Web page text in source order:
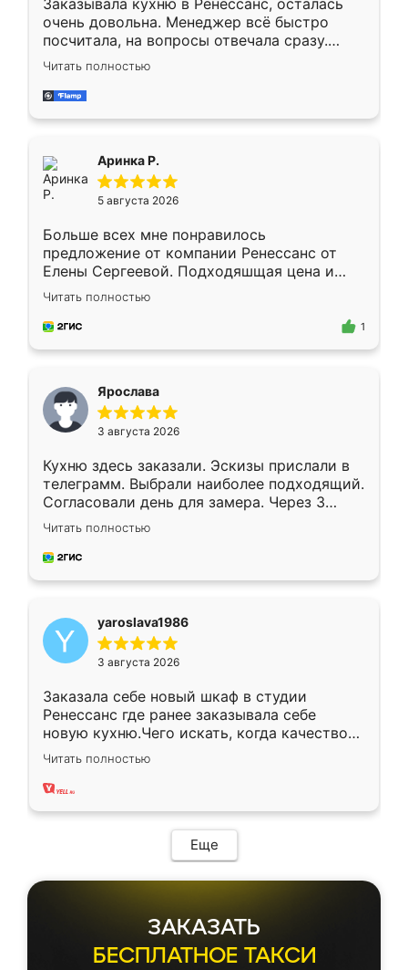
Заказывала кухню в Ренессанс, осталась
очень довольна. Менеджер всё быстро
посчитала, на вопросы отвечала сразу.
Замерщик приехал в субботу, подошёл к
делу со всей ответственностью. Собрали
за день, ребята работали аккуратно, даже
Читать полностью
Аринка Р.
5 августа 2026
Больше всех мне понравилось
предложение от компании Ренессанс от
Елены Сергеевой. Подходяшщая цена и
короткие сроки изготовления. Приехавший
для замера сотрудник Владислав
предложил по моему эскизу самый
Читать полностью
1
Ярослава
3 августа 2026
Кухню здесь заказали. Эскизы прислали в
телеграмм. Выбрали наиболее подходящий.
Согласовали день для замера. Через 3
недели кухня была уже готова. Остались
довольны работой. Спасибо Ренессанс
мебель за качественную работу!
Читать полностью
yaroslava1986
3 августа 2026
Заказала себе новый шкаф в студии
Ренессанс где ранее заказывала себе
новую кухню.Чего искать, когда качеством
вполне довольна. Служит кухня уже почти
два года, нареканий нет.
Читать полностью
Еще
ЗАКАЗАТЬ
БЕСПЛАТНОЕ ТАКСИ